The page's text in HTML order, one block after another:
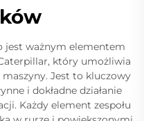
jest ważnym elementem
który umożliwia
Jest to kluczowy
i dokładne działanie
Każdy element zespołu